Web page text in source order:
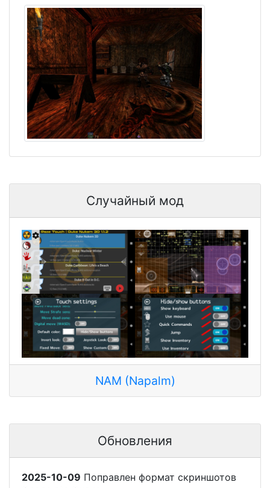
Случайный мод
NAM (Napalm)
Обновления
2025-10-09 Поправлен формат скриншотов